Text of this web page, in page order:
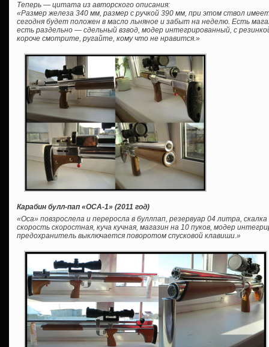
Теперь — цитата из авторского описания:
«Размер железа 340 мм, размер с ручкой 390 мм, при этом ствол
сегодня будет положен в масло льняное и забыт на неделю. Есть
есть раздельно — сдельный взвод, модер интегрированный, с
короче смотрите, ругайте, кому что не нравится.»
Карабин булл-пап «ОСА-1» (2011 год)
«Оса» повзрослела и переросла в буллпап, резервуар 04 литра,
скорость скоростная, куча кучная, магазин на 10 пуков, модер
предохранитель выключается поворотом спусковой клавиши.»